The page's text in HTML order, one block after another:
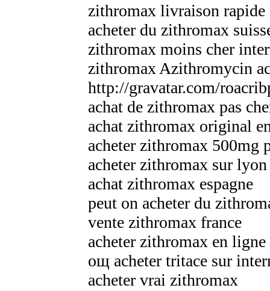
zithromax livraison
acheter du zithromax
zithromax moins cher
zithromax Azithromycin
http://gravatar.com/
achat de zithromax pas
achat zithromax original
acheter zithromax 500mg
acheter zithromax sur lyon
achat zithromax espagne
peut on acheter du
vente zithromax france
acheter zithromax en ligne
oщ acheter tritace sur
acheter vrai zithromax